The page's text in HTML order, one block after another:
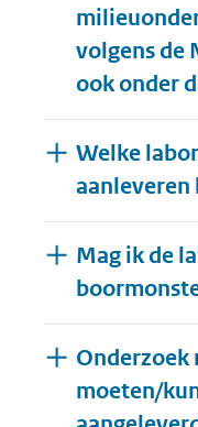
volgens de
ook onder
Welke
aanleveren
Mag ik de
Onderzoek
moeten/